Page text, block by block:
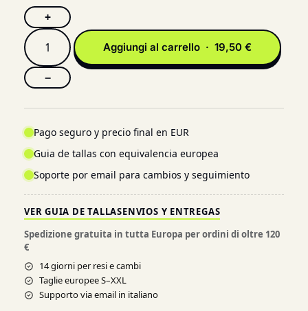
+
−
Aggiungi al carrello · 19,50 €
Pago seguro y precio final en EUR
Guia de tallas con equivalencia europea
Soporte por email para cambios y seguimiento
VER GUIA DE TALLASENVIOS Y ENTREGAS
Spedizione gratuita in tutta Europa per ordini di oltre 120
€
14 giorni per resi e cambi
Taglie europee S–XXL
Supporto via email in italiano